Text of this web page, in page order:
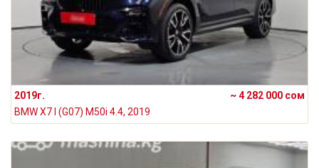
2019г.
~ 4 282 000 сом
BMW X7 I (G07) M50i 4.4, 2019